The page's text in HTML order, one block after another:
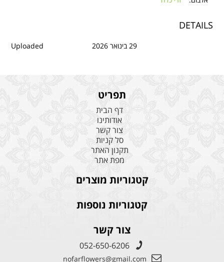
DETAILS
Uploaded 29 בינואר 2026
תפריט
דף הבית
אודותינו
צור קשר
סל קניות
תקנון האתר
מפת אתר
קטגוריות מוצרים
קטגוריות נוספות
צור קשר
052-650-6206
nofarflowers@gmail.com